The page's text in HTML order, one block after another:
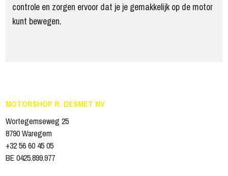
controle en zorgen ervoor dat je je gemakkelijk op de motor
kunt bewegen.
MOTORSHOP R. DESMET NV
Wortegemseweg 25
8790 Waregem
+32 56 60 45 05
BE 0425.899.977